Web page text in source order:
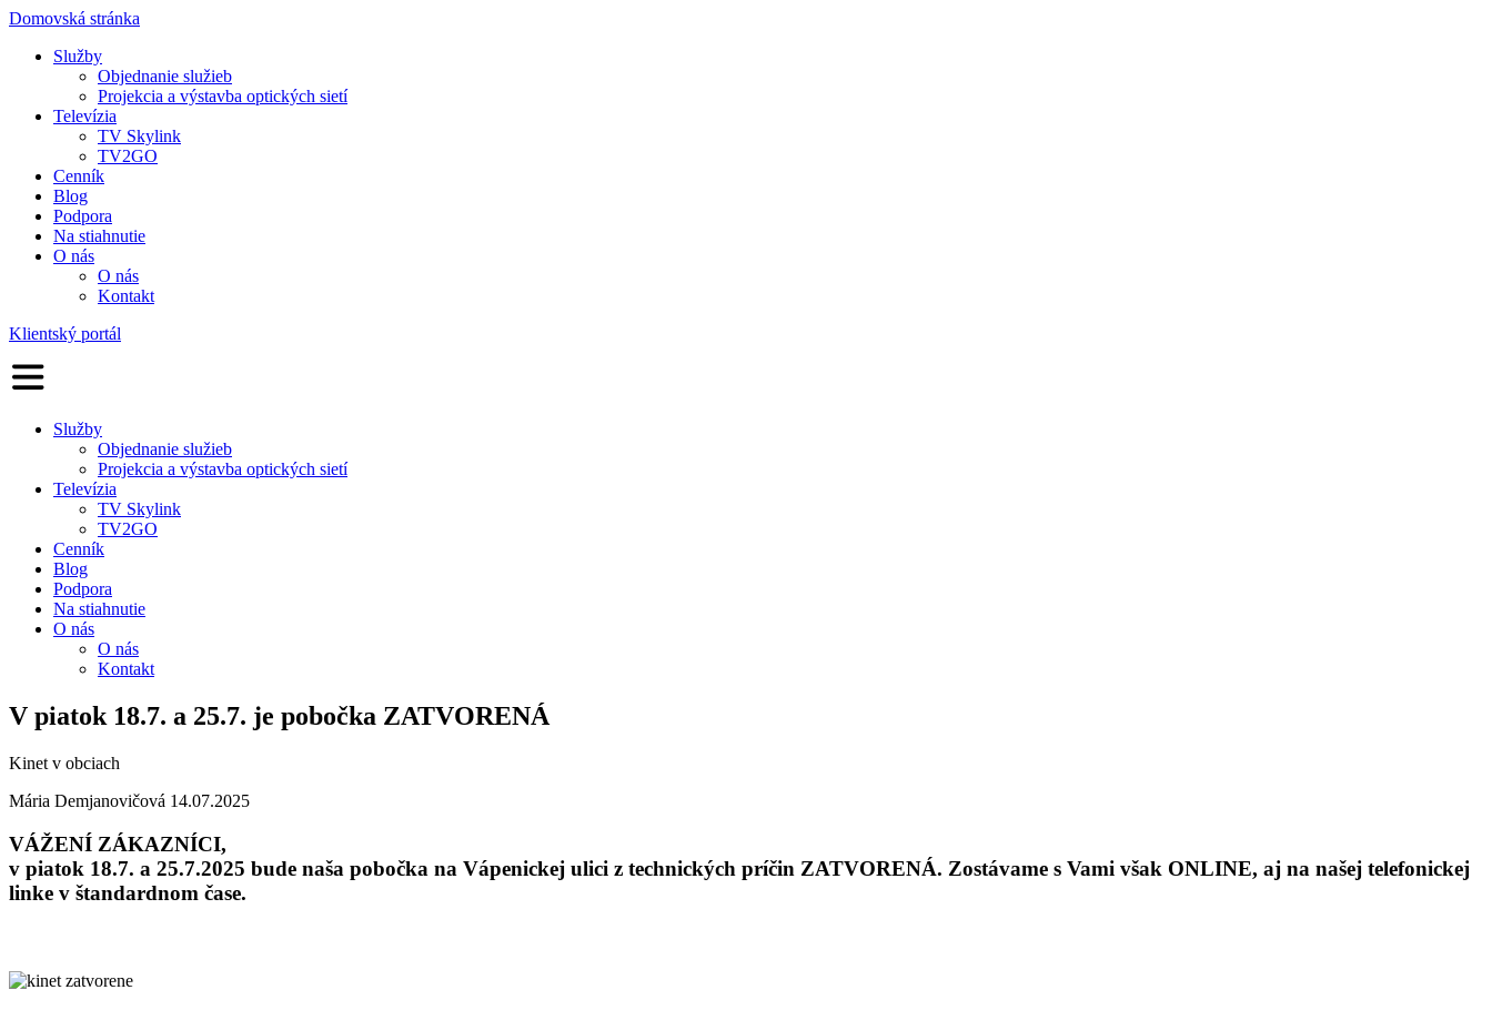
Domovská stránka
Služby
Objednanie služieb
Projekcia a výstavba optických sietí
Televízia
TV Skylink
TV2GO
Cenník
Blog
Podpora
Na stiahnutie
O nás
O nás
Kontakt
Klientský portál
Služby
Objednanie služieb
Projekcia a výstavba optických sietí
Televízia
TV Skylink
TV2GO
Cenník
Blog
Podpora
Na stiahnutie
O nás
O nás
Kontakt
V piatok 18.7. a 25.7. je pobočka ZATVORENÁ
Kinet v obciach
Mária Demjanovičová 14.07.2025
VÁŽENÍ ZÁKAZNÍCI,
v piatok 18.7. a 25.7.2025 bude naša pobočka na Vápenickej ulici z technických príčin ZATVORENÁ. Zostávame s Vami však ONLINE, aj na našej telefonickej
linke v štandardnom čase.